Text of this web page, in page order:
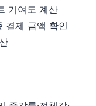
기여도 계산
결제 금액 확인